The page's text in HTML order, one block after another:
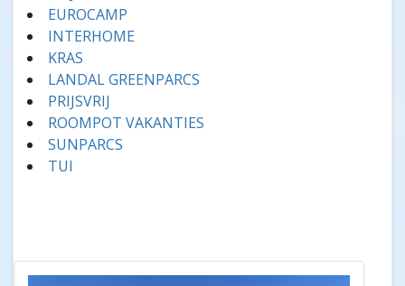
EUROCAMP
INTERHOME
KRAS
LANDAL GREENPARCS
PRIJSVRIJ
ROOMPOT VAKANTIES
SUNPARCS
TUI